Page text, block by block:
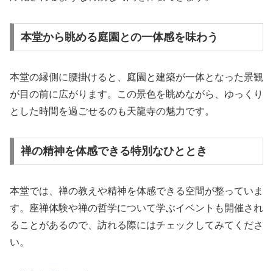
本堂から眺める庭園との一体感を味わう
本堂の縁側に腰掛けると、庭園と建築が一体となった景観
が目の前に広がります。この景色を眺めながら、ゆっくり
とした時間を過ごせるのも天龍寺の魅力です。
禅の精神を体感できる特別なひととき
本堂では、禅の教えや精神を体感できる空間が整っていま
す。座禅体験や禅の哲学について学ぶイベントも開催され
ることがあるので、訪れる際にはチェックしてみてくださ
い。